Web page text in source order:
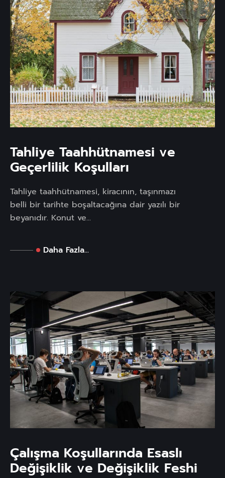
Tahliye Taahhütnamesi ve
Geçerlilik Koşulları
Tahliye taahhütnamesi, kiracının, taşınmazı
belli bir tarihte boşaltacağına dair yazılı bir
beyanıdır. Konut ve...
Daha Fazla...
Çalışma Koşullarında Esaslı
Değişiklik ve Değişiklik Feshi